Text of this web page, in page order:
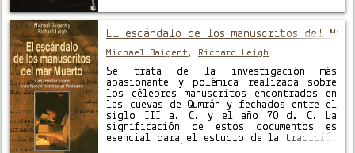
Richard Leigh muestran por primera vez
en Masones y templarios los estrechos …
El escándalo de los manuscritos del Mar
Michael Baigent , Richard Leigh
Se trata de la investigación más
apasionante y polémica realizada sobre
los célebres manuscritos encontrados en
las cuevas de Qumrán y fechados entre el
siglo III a. C. y el año 70 d. C. La
significación de estos documentos es
esencial para el estudio de la tradición